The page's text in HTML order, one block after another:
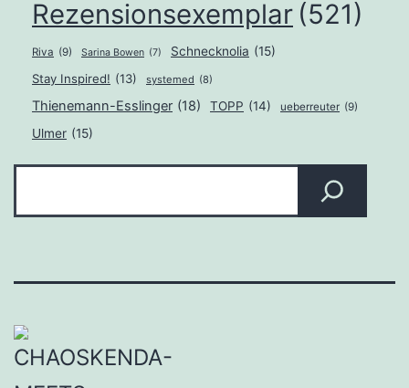
Rezensionsexemplar (521)
Riva (9) Sarina Bowen (7) Schnecknolia (15)
Stay Inspired! (13) systemed (8)
Thienemann-Esslinger (18) TOPP (14) ueberreuter (9)
Ulmer (15)